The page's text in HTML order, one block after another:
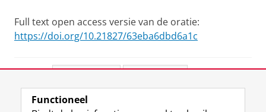
Full text open access versie van de oratie:
https://doi.org/10.21827/63eba6dbd6a1c
View this page in:English
Functioneel